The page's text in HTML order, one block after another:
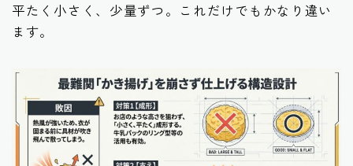
平たく小さく、少量ずつ。これだけでもかなり違い
ます。